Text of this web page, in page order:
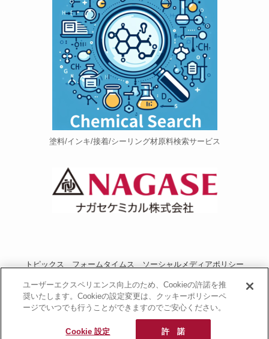
塗料/インキ/接着/シーリング材原料検索サービス
トピックス フォームタイムス
ソーシャルメディアポリシー
プライバシーポリシー
当サイトご利用にあたって
お問い合わせ
運営者情報
NAGASEグループサイト
長瀬産業コーポレートサイト
ユーザーエクスペリエンス向上のため、Cookieの許諾を推
奨いたします。Cookieの設定変更は、クッキーポリシーペ
ージでいつでも行うことができますのでご安心ください。
Cookie 設定 許 諾